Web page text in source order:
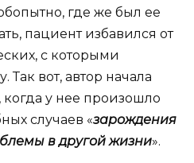
где же был ее
пациент избавился от
с которыми
Так вот, автор начала
у нее произошло
случаев «зарождения
в другой жизни».